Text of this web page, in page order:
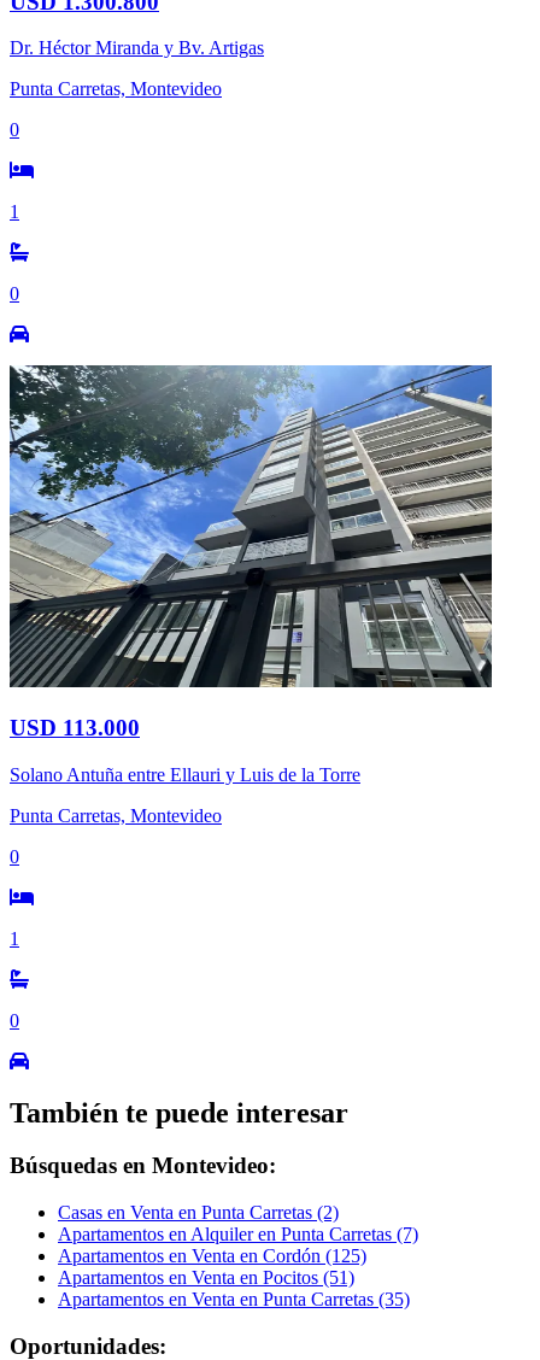
Dr. Héctor Miranda y Bv. Artigas
Punta Carretas, Montevideo
0
1
0
USD 113.000
Solano Antuña entre Ellauri y Luis de la Torre
Punta Carretas, Montevideo
0
1
0
También te puede interesar
Búsquedas en Montevideo:
Casas en Venta en Punta Carretas (2)
Apartamentos en Alquiler en Punta Carretas (7)
Apartamentos en Venta en Cordón (125)
Apartamentos en Venta en Pocitos (51)
Apartamentos en Venta en Punta Carretas (35)
Oportunidades: